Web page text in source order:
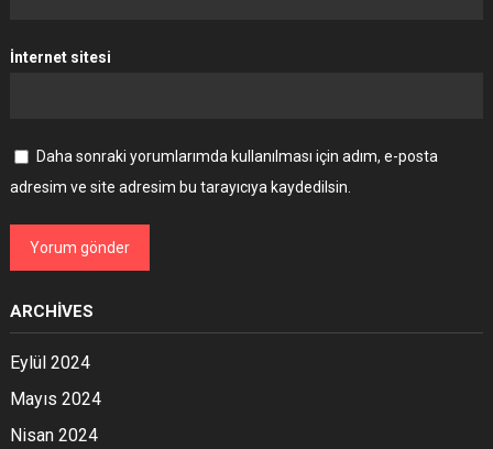
İnternet sitesi
Daha sonraki yorumlarımda kullanılması için adım, e-posta
adresim ve site adresim bu tarayıcıya kaydedilsin.
ARCHIVES
Eylül 2024
Mayıs 2024
Nisan 2024